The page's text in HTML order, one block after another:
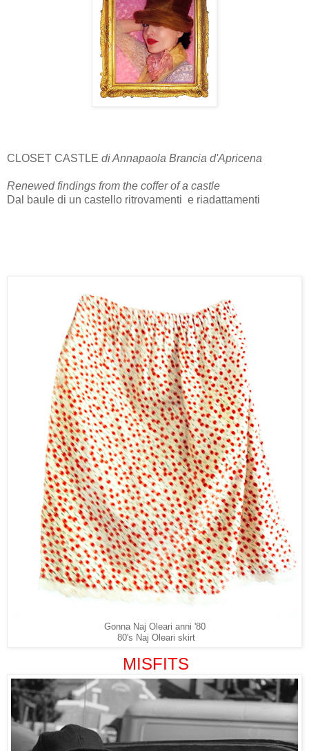
CLOSET CASTLE di Annapaola Brancia d'Apricena
Renewed findings from the coffer of a castle
Dal baule di un castello ritrovamenti e riadattamenti
Gonna Naj Oleari anni '80
80's Naj Oleari skirt
MISFITS